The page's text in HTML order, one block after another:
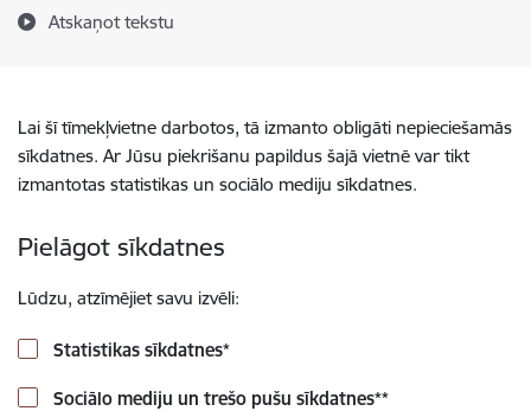
Atskaņot tekstu
Lai šī tīmekļvietne darbotos, tā izmanto obligāti nepieciešamās
sīkdatnes. Ar Jūsu piekrišanu papildus šajā vietnē var tikt
izmantotas statistikas un sociālo mediju sīkdatnes.
Pielāgot sīkdatnes
Lūdzu, atzīmējiet savu izvēli:
Statistikas sīkdatnes*
Sociālo mediju un trešo pušu sīkdatnes**